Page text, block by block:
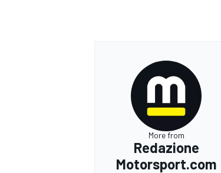
More from
Redazione
Motorsport.com